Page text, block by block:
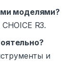
моделями?
R3.
и